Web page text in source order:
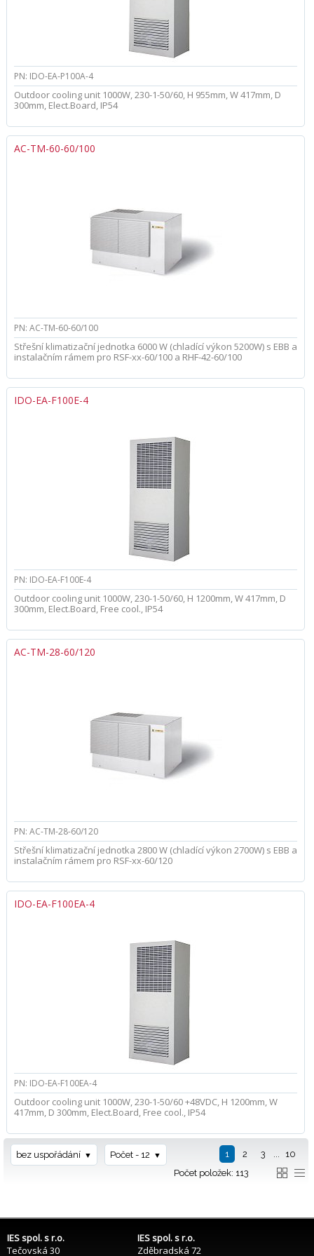
PN: IDO-EA-P100A-4
Outdoor cooling unit 1000W, 230-1-50/60, H 955mm, W 417mm, D
300mm, Elect.Board, IP54
AC-TM-60-60/100
PN: AC-TM-60-60/100
Střešní klimatizační jednotka 6000 W (chladící výkon 5200W) s EBB a
instalačním rámem pro RSF-xx-60/100 a RHF-42-60/100
IDO-EA-F100E-4
PN: IDO-EA-F100E-4
Outdoor cooling unit 1000W, 230-1-50/60, H 1200mm, W 417mm, D
300mm, Elect.Board, Free cool., IP54
AC-TM-28-60/120
PN: AC-TM-28-60/120
Střešní klimatizační jednotka 2800 W (chladící výkon 2700W) s EBB a
instalačním rámem pro RSF-xx-60/120
IDO-EA-F100EA-4
PN: IDO-EA-F100EA-4
Outdoor cooling unit 1000W, 230-1-50/60 +48VDC, H 1200mm, W
417mm, D 300mm, Elect.Board, Free cool., IP54
1 2 3 ... 10
bez uspořádání
Počet - 12
Počet položek: 113
IES spol. s r.o.
Tečovská 30
IES spol. s r.o.
Zděbradská 72